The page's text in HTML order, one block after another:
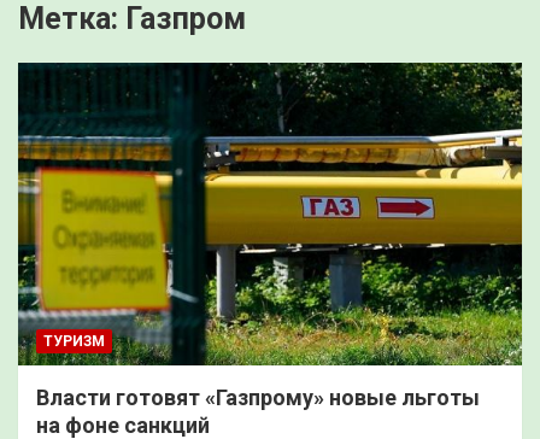
Метка: Газпром
ТУРИЗМ
Власти готовят «Газпрому» новые льготы
на фоне санкций